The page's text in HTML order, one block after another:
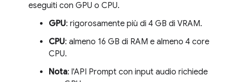
eseguiti con GPU o CPU.
GPU: rigorosamente più di 4 GB di VRAM.
CPU: almeno 16 GB di RAM e almeno 4 core
CPU.
Nota: l'API Prompt con input audio richiede